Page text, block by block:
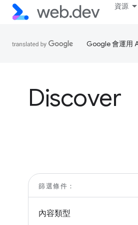
資源
Google 會運用
Discover
篩選條件：
內容類型